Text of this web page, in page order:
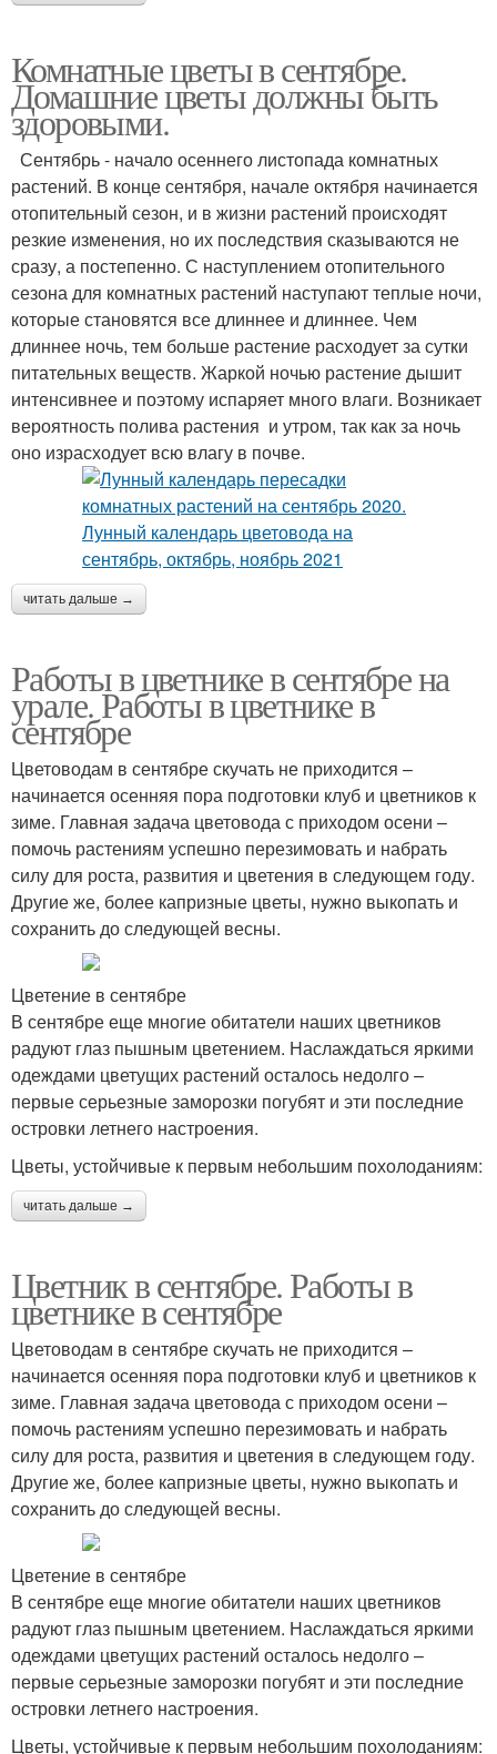
Комнатные цветы в сентябре.
Домашние цветы должны быть
здоровыми.
Сентябрь - начало осеннего листопада комнатных
растений. В конце сентября, начале октября начинается
отопительный сезон, и в жизни растений происходят
резкие изменения, но их последствия сказываются не
сразу, а постепенно. С наступлением отопительного
сезона для комнатных растений наступают теплые ночи,
которые становятся все длиннее и длиннее. Чем
длиннее ночь, тем больше растение расходует за сутки
питательных веществ. Жаркой ночью растение дышит
интенсивнее и поэтому испаряет много влаги. Возникает
вероятность полива растения и утром, так как за ночь
оно израсходует всю влагу в почве.
читать дальше →
Работы в цветнике в сентябре на
урале. Работы в цветнике в
сентябре
Цветоводам в сентябре скучать не приходится –
начинается осенняя пора подготовки клуб и цветников к
зиме. Главная задача цветовода с приходом осени –
помочь растениям успешно перезимовать и набрать
силу для роста, развития и цветения в следующем году.
Другие же, более капризные цветы, нужно выкопать и
сохранить до следующей весны.
Цветение в сентябре
В сентябре еще многие обитатели наших цветников
радуют глаз пышным цветением. Наслаждаться яркими
одеждами цветущих растений осталось недолго –
первые серьезные заморозки погубят и эти последние
островки летнего настроения.
Цветы, устойчивые к первым небольшим похолоданиям:
читать дальше →
Цветник в сентябре. Работы в
цветнике в сентябре
Цветоводам в сентябре скучать не приходится –
начинается осенняя пора подготовки клуб и цветников к
зиме. Главная задача цветовода с приходом осени –
помочь растениям успешно перезимовать и набрать
силу для роста, развития и цветения в следующем году.
Другие же, более капризные цветы, нужно выкопать и
сохранить до следующей весны.
Цветение в сентябре
В сентябре еще многие обитатели наших цветников
радуют глаз пышным цветением. Наслаждаться яркими
одеждами цветущих растений осталось недолго –
первые серьезные заморозки погубят и эти последние
островки летнего настроения.
Цветы, устойчивые к первым небольшим похолоданиям: